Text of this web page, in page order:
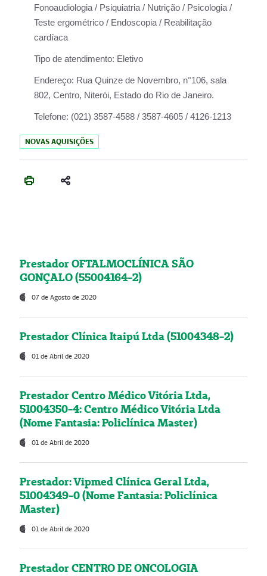
Fonoaudiologia / Psiquiatria / Nutrição / Psicologia /
Teste ergométrico / Endoscopia / Reabilitação
cardíaca
Tipo de atendimento: Eletivo
Endereço: Rua Quinze de Novembro, n°106, sala
802, Centro, Niterói, Estado do Rio de Janeiro.
Telefone: (021) 3587-4588 / 3587-4605 / 4126-1213
NOVAS AQUISIÇÕES
Prestador OFTALMOCLÍNICA SÃO
GONÇALO (55004164-2)
07 de Agosto de 2020
Prestador Clínica Itaipú Ltda (51004348-2)
01 de Abril de 2020
Prestador Centro Médico Vitória Ltda,
51004350-4: Centro Médico Vitória Ltda
(Nome Fantasia: Policlínica Master)
01 de Abril de 2020
Prestador: Vipmed Clínica Geral Ltda,
51004349-0 (Nome Fantasia: Policlínica
Master)
01 de Abril de 2020
Prestador CENTRO DE ONCOLOGIA